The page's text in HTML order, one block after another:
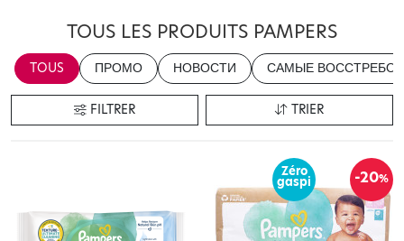
TOUS LES PRODUITS PAMPERS
TOUS ПРОМО НОВОСТИ САМЫЕ
FILTRER TRIER
-20%
Zéro
gaspi